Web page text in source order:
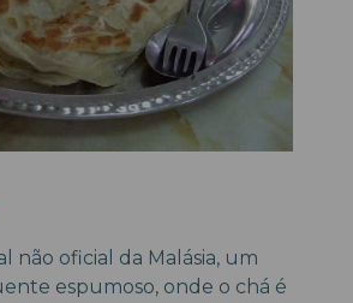
não oficial da Malásia, um
espumoso, onde o chá é